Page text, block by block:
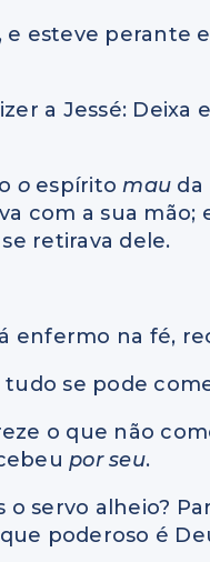
e esteve
a Jessé:
o espíritomau da
com a sua mão;
retirava dele.
enfermo na fé,
se pode
o que não
por seu.
o servo alheio?
poderoso é